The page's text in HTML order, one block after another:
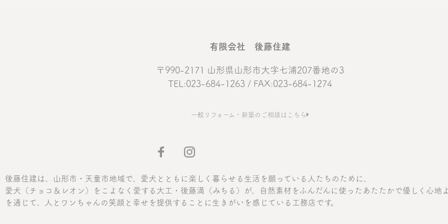
有限会社 後藤住建
〒990-2171 山形県山形市大字七浦207番地の3
TEL:023-684-1263 / FAX:023-684-1274
一般リフォーム・新築のご相談はこちら
後藤住建は、山形市・天童市地域で、愛犬とともに楽しく暮らせる生活を願っている人たちのために、
愛犬（チョコ＆レオン）をこよなく愛する大工・後藤満（みちる）が、自然素材をふんだんに使ったあたたかで優しく心地
を通じて、人とワンちゃんの笑顔と幸せを提供することに生きがいを感じている工務店です。